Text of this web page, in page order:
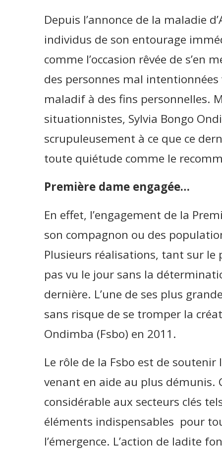
Depuis l’annonce de la maladie
individus de son entourage
comme l’occasion rêvée de s’en
des personnes mal
maladif à des fins personnelles.
situationnistes, Sylvia Bongo
scrupuleusement à ce que ce
toute quiétude comme le
Première dame engagée…
En effet, l’engagement de la
son compagnon ou des
Plusieurs réalisations, tant sur le
pas vu le jour sans la
dernière. L’une de ses plus
sans risque de se tromper la
Ondimba (Fsbo) en 2011.
Le rôle de la Fsbo est de
venant en aide au plus démunis.
considérable aux secteurs clés
éléments indispensables pour
l’émergence. L’action de ladite